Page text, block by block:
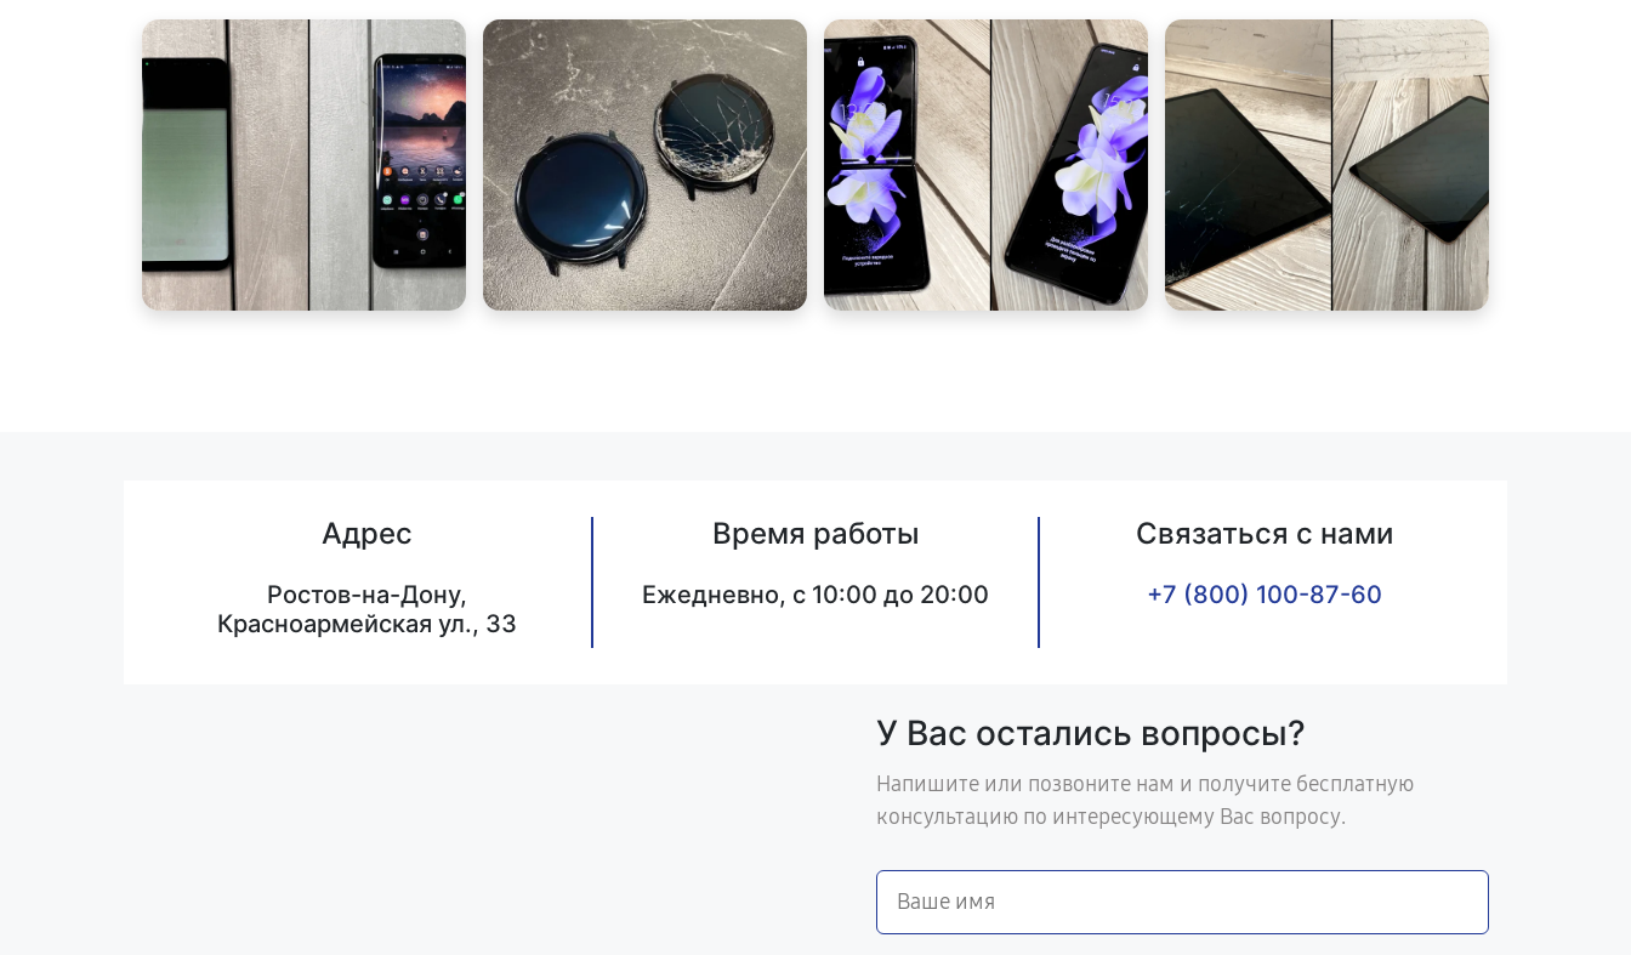
Адрес
Ростов-на-Дону,
Красноармейская ул., 33
Время работы
Ежедневно, с 10:00 до 20:00
Связаться с нами
+7 (800) 100-87-60
У Вас остались вопросы?
Напишите или позвоните нам и получите бесплатную
консультацию по интересующему Вас вопросу.